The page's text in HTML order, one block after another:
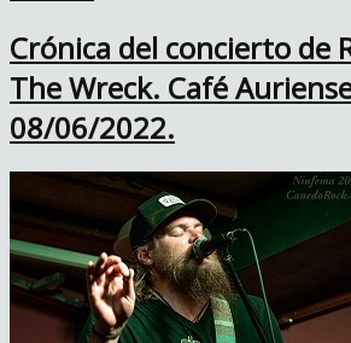
Crónica del concierto de
The Wreck. Café
08/06/2022.